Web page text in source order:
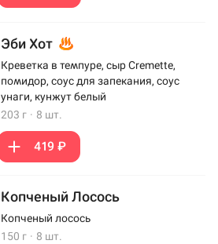
Эби Хот
Креветка в темпуре, сыр Cremette,
помидор, соус для запекания, соус
унаги, кунжут белый
203 г · 8 шт.
419 ₽
Копченый Лосось
Копченый лосось
150 г · 8 шт.